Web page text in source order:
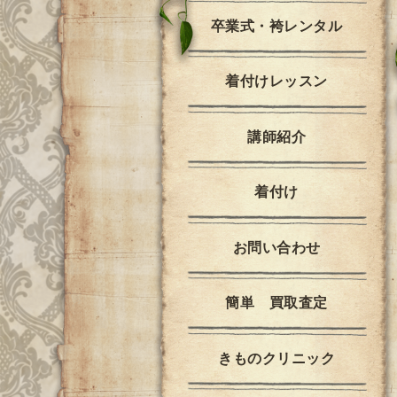
卒業式・袴レンタル
着付けレッスン
講師紹介
着付け
お問い合わせ
簡単 買取査定
きものクリニック